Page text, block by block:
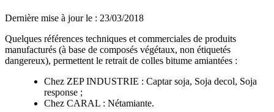
Dernière mise à jour le : 23/03/2018
Quelques références techniques et commerciales de produits
manufacturés (à base de composés végétaux, non étiquetés
dangereux), permettent le retrait de colles bitume amiantées :
Chez ZEP INDUSTRIE : Captar soja, Soja decol, Soja
response ;
Chez CARAL : Nétamiante.